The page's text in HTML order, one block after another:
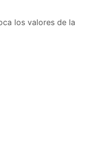
los valores de la